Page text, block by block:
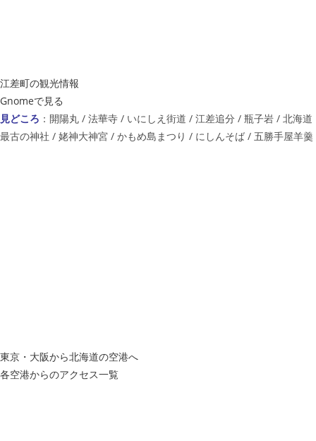
江差町の観光情報
Gnomeで見る
見どころ ：開陽丸 / 法華寺 / いにしえ街道 / 江差追分 / 瓶子岩 / 北海道
最古の神社 / 姥神大神宮 / かもめ島まつり / にしんそば / 五勝手屋羊羹
東京・大阪から北海道の空港へ
各空港からのアクセス一覧